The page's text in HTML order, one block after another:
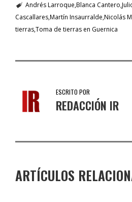
Andrés Larroque Blanca Cantero
CascallaresMartín Insaurralde Nicolás
tierrasToma de tierras en Guernica
ESCRITO POR
REDACCIÓN IR
ARTÍCULOS